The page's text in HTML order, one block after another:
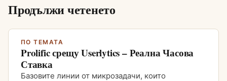
Продължи четенето
ПО ТЕМАТА
Prolific срещу Userlytics – Реална Часова
Ставка
Базовите линии от микрозадачи, които